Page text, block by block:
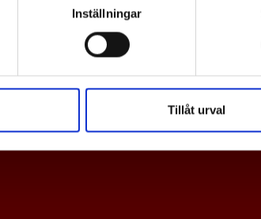
Inställningar
Tillåt urval